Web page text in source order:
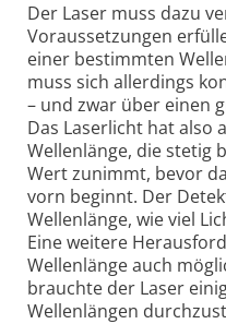
Der Laser muss dazu
Voraussetzungen
einer bestimmten
muss sich allerdings
– und zwar über einen
Das Laserlicht hat also
Wellenlänge, die stetig
Wert zunimmt, bevor
vorn beginnt. Der
Wellenlänge, wie viel
Eine weitere
Wellenlänge auch
brauchte der Laser
Wellenlängen